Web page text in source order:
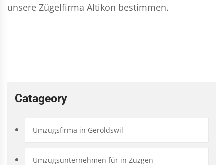
unsere Zügelfirma Altikon bestimmen.
Catageory
Umzugsfirma in Geroldswil
Umzugsunternehmen für in Zuzgen